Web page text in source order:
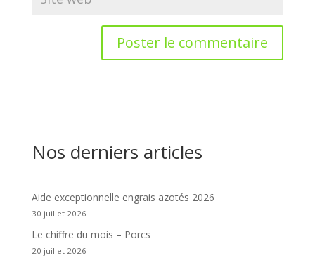
Nos derniers articles
Aide exceptionnelle engrais azotés 2026
30 juillet 2026
Le chiffre du mois – Porcs
20 juillet 2026